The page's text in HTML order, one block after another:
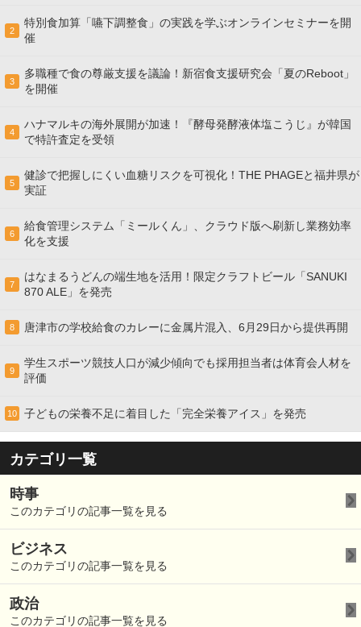
2
特別食加算「嚥下調整食」の実践を学ぶオンラインセミナーを開
催
3
多職種で食の尊厳支援を議論！新宿食支援研究会「夏のReboot」
を開催
4
ハナマルキの海外展開が加速！『酵母発酵液体塩こうじ』が韓国
で特許査定を受領
5
健診で把握しにくい血糖リスクを可視化！THE PHAGEと福井県が
実証
6
給食管理システム「ミールくん」、クラウド版へ刷新し業務効率
化を支援
7
はなまるうどんの端生地を活用！限定クラフトビール「SANUKI
870 ALE」を発売
8 唐津市の学校給食のカレーに金属片混入、6月29日から提供再開
9
学生スポーツ競技人口が減少傾向でも採用担当者は体育会人材を
評価
10 子どもの栄養不足に着目した「完全栄養アイス」を発売
カテゴリ一覧
時事
このカテゴリの記事一覧を見る
ビジネス
このカテゴリの記事一覧を見る
政治
このカテゴリの記事一覧を見る